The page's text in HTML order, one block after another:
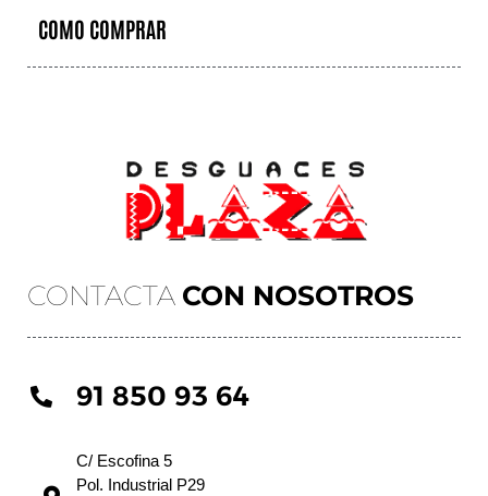
CONTACTA CON NOSOTROS
91 850 93 64
C/ Escofina 5
Pol. Industrial P29
COMO COMPRAR